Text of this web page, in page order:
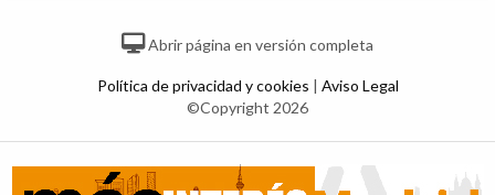
Abrir página en versión completa
Política de privacidad y cookies | Aviso Legal
©Copyright 2026